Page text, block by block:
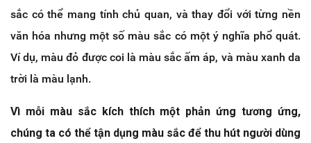
sắc có thể mang tính chủ quan, và thay đổi với từng nền
văn hóa nhưng một số màu sắc có một ý nghĩa phổ quát.
Ví dụ, màu đỏ được coi là màu sắc ấm áp, và màu xanh da
trời là màu lạnh.
Vì mỗi màu sắc kích thích một phản ứng tương ứng,
chúng ta có thể tận dụng màu sắc để thu hút người dùng